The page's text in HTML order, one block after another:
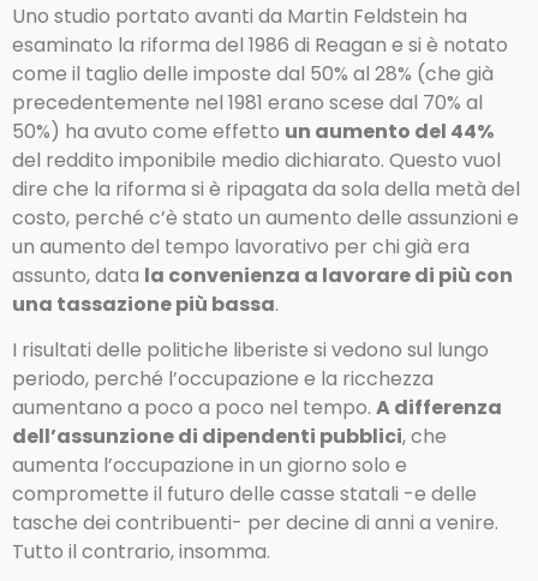
Uno studio portato avanti da Martin Feldstein ha
esaminato la riforma del 1986 di Reagan e si è notato
come il taglio delle imposte dal 50% al 28% (che già
precedentemente nel 1981 erano scese dal 70% al
50%) ha avuto come effetto un aumento del 44%
del reddito imponibile medio dichiarato. Questo vuol
dire che la riforma si è ripagata da sola della metà del
costo, perché c’è stato un aumento delle assunzioni e
un aumento del tempo lavorativo per chi già era
assunto, data la convenienza a lavorare di più con
una tassazione più bassa.
I risultati delle politiche liberiste si vedono sul lungo
periodo, perché l’occupazione e la ricchezza
aumentano a poco a poco nel tempo. A differenza
dell’assunzione di dipendenti pubblici, che
aumenta l’occupazione in un giorno solo e
compromette il futuro delle casse statali -e delle
tasche dei contribuenti- per decine di anni a venire.
Tutto il contrario, insomma.